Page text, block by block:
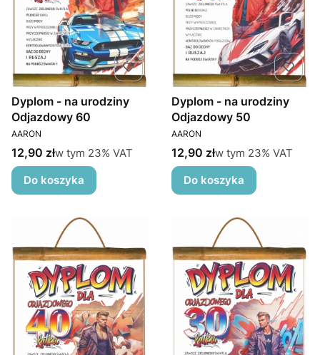
Dyplom - na urodziny
Odjazdowy 60
PRODUCENT
AARON
Cena brutto
12,90 złw tym %s VAT
w tym 23% VAT
Do koszyka
Dyplom - na urodziny
Odjazdowy 50
PRODUCENT
AARON
Cena brutto
12,90 złw tym %s VAT
w tym 23% VAT
Do koszyka